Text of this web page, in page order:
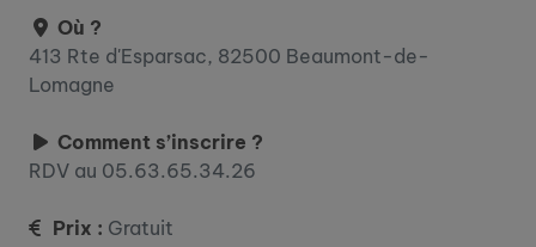
Où ?
413 Rte d'Esparsac, 82500 Beaumont-de-
Lomagne
Comment s’inscrire ?
RDV au 05.63.65.34.26
Prix : Gratuit